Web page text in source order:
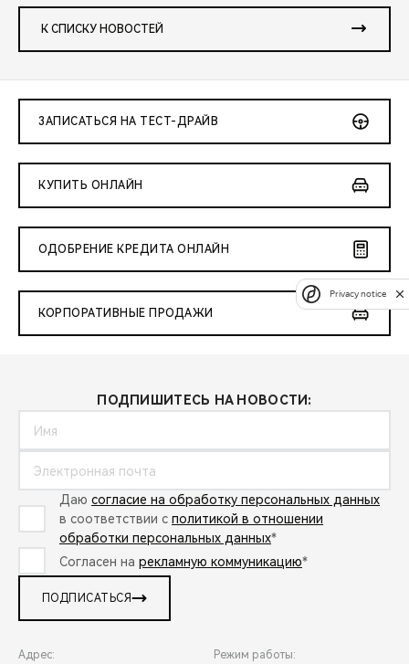
К СПИСКУ НОВОСТЕЙ
ЗАПИСАТЬСЯ НА ТЕСТ-ДРАЙВ
КУПИТЬ ОНЛАЙН
ОДОБРЕНИЕ КРЕДИТА ОНЛАЙН
КОРПОРАТИВНЫЕ ПРОДАЖИ
ПОДПИШИТЕСЬ НА НОВОСТИ:
Даю согласие на обработку персональных данных
в соответствии с политикой в отношении
обработки персональных данных*
Согласен на рекламную коммуникацию*
ПОДПИСАТЬСЯ
Адрес: Режим работы:
Privacy notice